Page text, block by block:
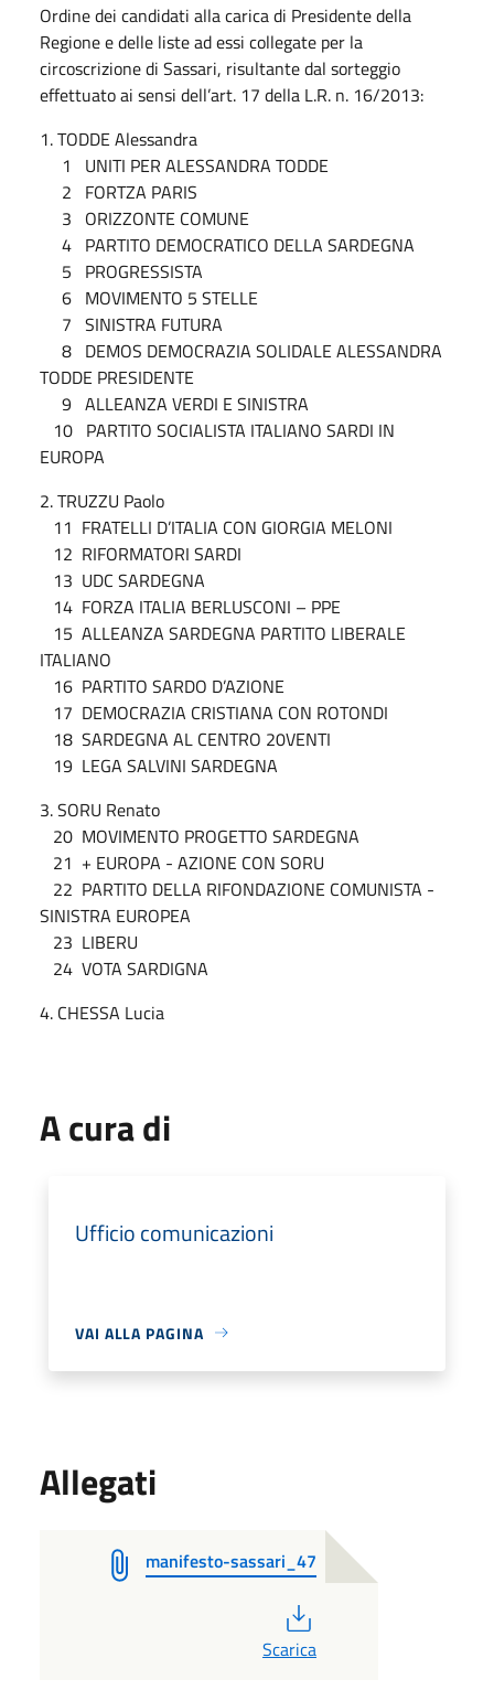
Ordine dei candidati alla carica di Presidente della
Regione e delle liste ad essi collegate per la
circoscrizione di Sassari, risultante dal sorteggio
effettuato ai sensi dell’art. 17 della L.R. n. 16/2013:
1. TODDE Alessandra
1 UNITI PER ALESSANDRA TODDE
2 FORTZA PARIS
3 ORIZZONTE COMUNE
4 PARTITO DEMOCRATICO DELLA SARDEGNA
5 PROGRESSISTA
6 MOVIMENTO 5 STELLE
7 SINISTRA FUTURA
8 DEMOS DEMOCRAZIA SOLIDALE ALESSANDRA
TODDE PRESIDENTE
9 ALLEANZA VERDI E SINISTRA
10 PARTITO SOCIALISTA ITALIANO SARDI IN
EUROPA
2. TRUZZU Paolo
11 FRATELLI D’ITALIA CON GIORGIA MELONI
12 RIFORMATORI SARDI
13 UDC SARDEGNA
14 FORZA ITALIA BERLUSCONI – PPE
15 ALLEANZA SARDEGNA PARTITO LIBERALE
ITALIANO
16 PARTITO SARDO D’AZIONE
17 DEMOCRAZIA CRISTIANA CON ROTONDI
18 SARDEGNA AL CENTRO 20VENTI
19 LEGA SALVINI SARDEGNA
3. SORU Renato
20 MOVIMENTO PROGETTO SARDEGNA
21 + EUROPA - AZIONE CON SORU
22 PARTITO DELLA RIFONDAZIONE COMUNISTA -
SINISTRA EUROPEA
23 LIBERU
24 VOTA SARDIGNA
4. CHESSA Lucia
A cura di
Ufficio comunicazioni
VAI ALLA PAGINA
Allegati
manifesto-sassari_47
Scarica